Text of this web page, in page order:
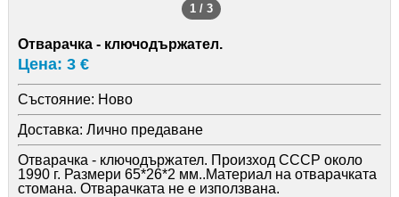
1 / 3
Отварачка - ключодържател.
Цена: 3 €
Състояние: Ново
Доставка: Лично предаване
Отварачка - ключодържател. Произход СССР около
1990 г. Размери 65*26*2 мм..Материал на отварачката
стомана. Отварачката не е използвана.